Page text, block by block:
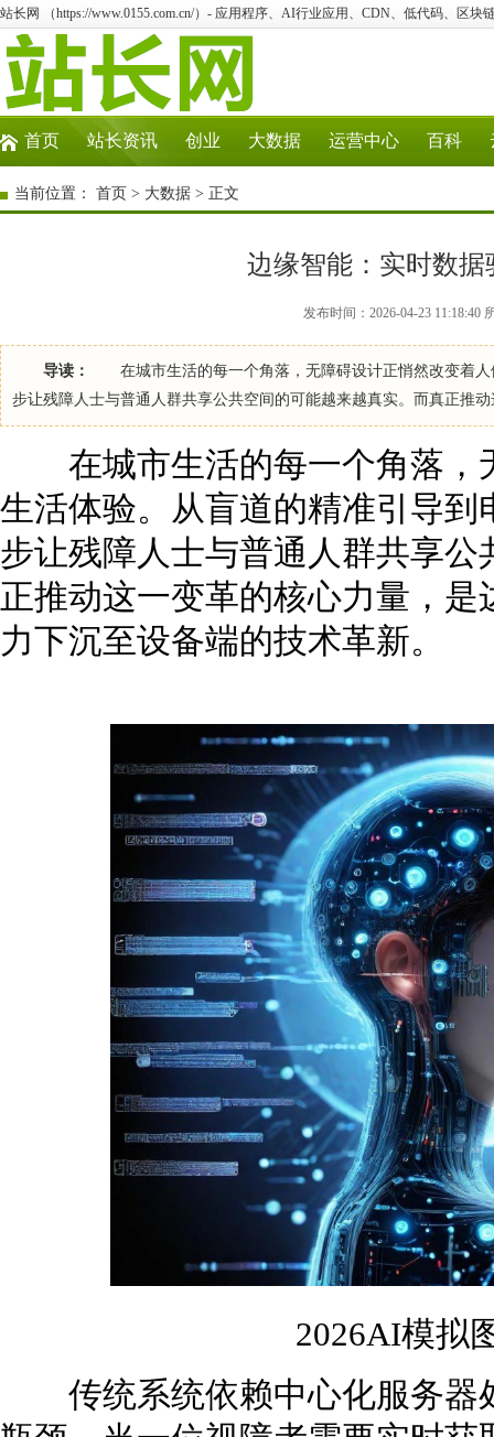
站长网 （https://www.0155.com.cn/）- 应用程序、AI行业应用、CDN、低代码、区块
首页 站长资讯 创业 大数据 运营中心 百科
当前位置： 首页 > 大数据 > 正文
边缘智能：实时数
发布时间：2026-04-23 11:18:40
导读：
在城市生活的每一个角落，无障碍设计正悄然改变着人
步让残障人士与普通人群共享公共空间的可能越来越真实。而真正推
在城市生活的每一个角落，
生活体验。从盲道的精准引导
步让残障人士与普通人群共享
正推动这一变革的核心力量，
力下沉至设备端的技术革新。
2026AI模拟
传统系统依赖中心化服务器